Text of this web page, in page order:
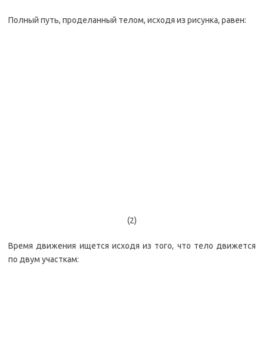
Полный путь, проделанный телом, исходя из рисунка, равен:
(2)
Время движения ищется исходя из того, что тело движется
по двум участкам: